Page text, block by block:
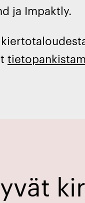
ja Impaktly.